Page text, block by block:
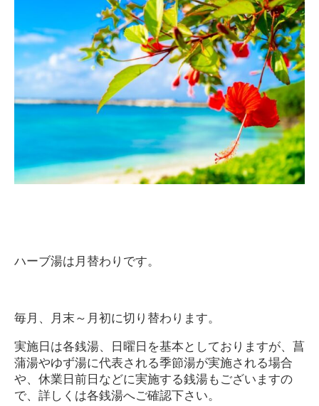
ハーブ湯は月替わりです。
毎月、月末～月初に切り替わります。
実施日は各銭湯、日曜日を基本としておりますが、菖
蒲湯やゆず湯に代表される季節湯が実施される場合
や、休業日前日などに実施する銭湯もございますの
で、詳しくは各銭湯へご確認下さい。